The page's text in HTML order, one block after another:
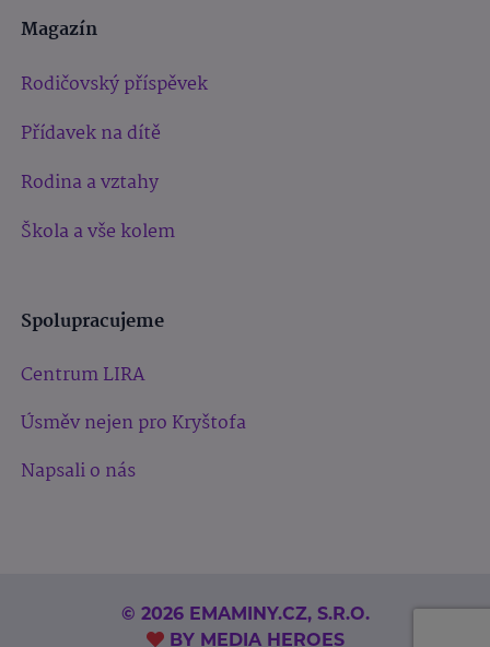
Magazín
Rodičovský příspěvek
Přídavek na dítě
Rodina a vztahy
Škola a vše kolem
Spolupracujeme
Centrum LIRA
Úsměv nejen pro Kryštofa
Napsali o nás
© 2026 EMAMINY.CZ, S.R.O.
BY MEDIA HEROES